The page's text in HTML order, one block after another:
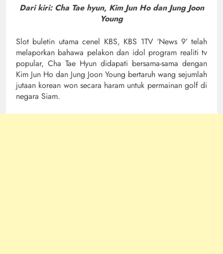
Dari kiri: Cha Tae hyun, Kim Jun Ho dan Jung Joon
Young
Slot buletin utama cenel KBS, KBS 1TV ‘News 9’ telah
melaporkan bahawa pelakon dan idol program realiti tv
popular, Cha Tae Hyun didapati bersama-sama dengan
Kim Jun Ho dan Jung Joon Young bertaruh wang sejumlah
jutaan korean won secara haram untuk permainan golf di
negara Siam.